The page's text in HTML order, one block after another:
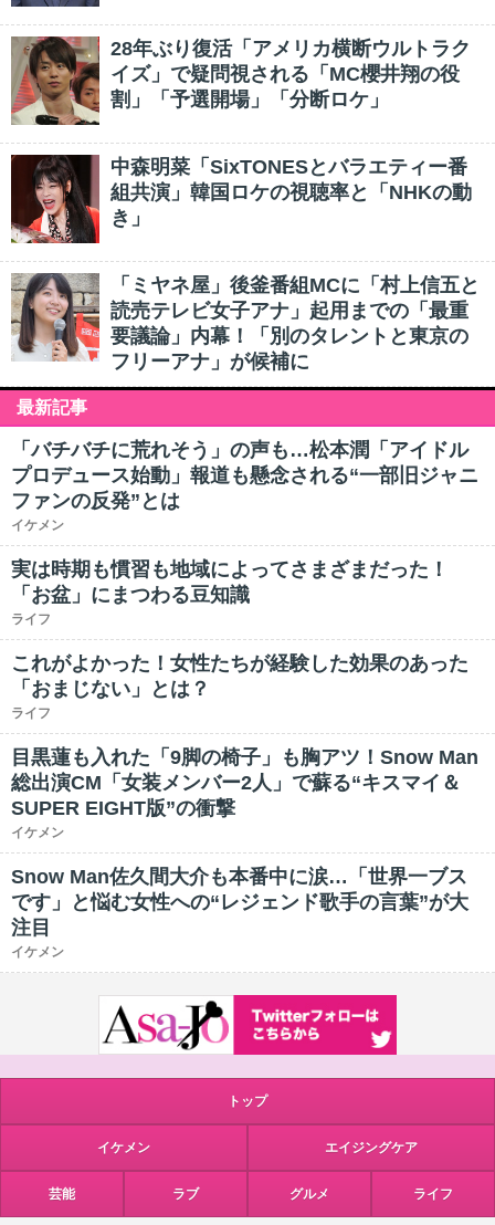
28年ぶり復活「アメリカ横断ウルトラク
イズ」で疑問視される「MC櫻井翔の役
割」「予選開場」「分断ロケ」
中森明菜「SixTONESとバラエティー番
組共演」韓国ロケの視聴率と「NHKの動
き」
「ミヤネ屋」後釜番組MCに「村上信五と
読売テレビ女子アナ」起用までの「最重
要議論」内幕！「別のタレントと東京の
フリーアナ」が候補に
最新記事
「バチバチに荒れそう」の声も…松本潤「アイドル
プロデュース始動」報道も懸念される“一部旧ジャニ
ファンの反発”とは
イケメン
実は時期も慣習も地域によってさまざまだった！
「お盆」にまつわる豆知識
ライフ
これがよかった！女性たちが経験した効果のあった
「おまじない」とは？
ライフ
目黒蓮も入れた「9脚の椅子」も胸アツ！Snow Man
総出演CM「女装メンバー2人」で蘇る“キスマイ＆
SUPER EIGHT版”の衝撃
イケメン
Snow Man佐久間大介も本番中に涙…「世界一ブス
です」と悩む女性への“レジェンド歌手の言葉”が大
注目
イケメン
トップ
イケメン エイジングケア
芸能 ラブ グルメ ライフ